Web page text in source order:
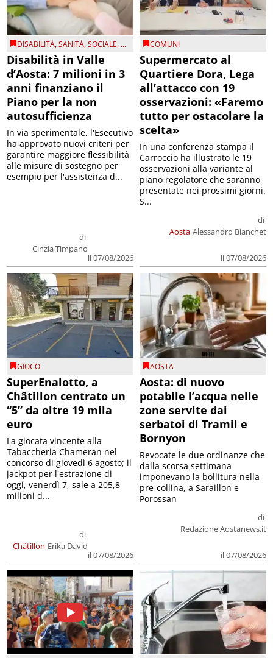
DISABILITÀ,SANITÀ,SOCIALE, ...
Disabilità in Valle
d’Aosta: 7 milioni in 3
anni finanziano il
Piano per la non
autosufficienza
di
Cinzia Timpano
il 07/08/2026
In via sperimentale, l'Esecutivo
ha approvato nuovi criteri per
garantire maggiore flessibilità
alle misure di sostegno per
esempio per l'assistenza d...
COMUNI
Supermercato al
Quartiere Dora, Lega
all’attacco con 19
osservazioni: «Faremo
tutto per ostacolare la
scelta»
Aosta
di
Alessandro Bianchet
il 07/08/2026
In una conferenza stampa il
Carroccio ha illustrato le 19
osservazioni alla variante al
piano regolatore che saranno
presentate nei prossimi giorni.
S...
GIOCO
SuperEnalotto, a
Châtillon centrato un
“5” da oltre 19 mila
euro
Châtillon
di
Erika David
il 07/08/2026
La giocata vincente alla
Tabaccheria Chameran nel
concorso di giovedì 6 agosto; il
jackpot per l'estrazione di
oggi, venerdì 7, sale a 205,8
milioni d...
AOSTA
Aosta: di nuovo
potabile l’acqua nelle
zone servite dai
serbatoi di Tramil e
Bornyon
di
Redazione Aostanews.it
il 07/08/2026
Revocate le due ordinanze che
dalla scorsa settimana
imponevano la bollitura nella
pre-collina, a Saraillon e
Porossan